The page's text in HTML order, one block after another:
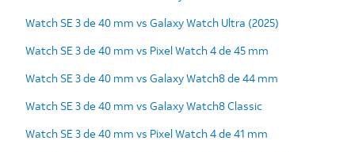
Watch SE 3 de 40 mm vs Galaxy Watch Ultra (2025)
Watch SE 3 de 40 mm vs Pixel Watch 4 de 45 mm
Watch SE 3 de 40 mm vs Galaxy Watch8 de 44 mm
Watch SE 3 de 40 mm vs Galaxy Watch8 Classic
Watch SE 3 de 40 mm vs Pixel Watch 4 de 41 mm